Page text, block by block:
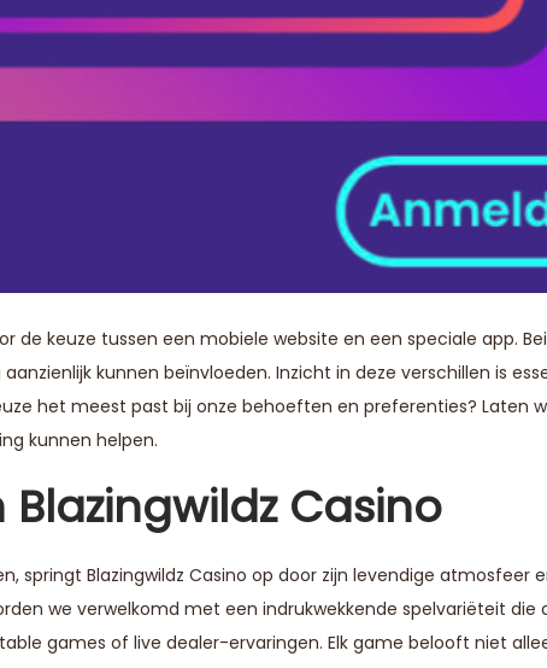
de keuze tussen een mobiele website en een speciale app.
kunnen beïnvloeden. Inzicht in deze verschillen is
het meest past bij onze behoeften en preferenties? Laten
kunnen helpen.
Casino
springt Blazingwildz Casino op door zijn levendige atmosfeer
we verwelkomd met een indrukwekkende spelvariëteit die
games of live dealer-ervaringen. Elk game belooft niet